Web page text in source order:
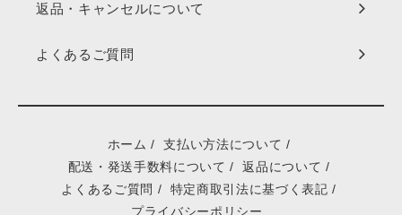
返品・キャンセルについて
よくあるご質問
ホーム / 支払い方法について /
配送・発送手数料について / 返品について /
よくあるご質問 / 特定商取引法に基づく表記 /
プライバシーポリシー